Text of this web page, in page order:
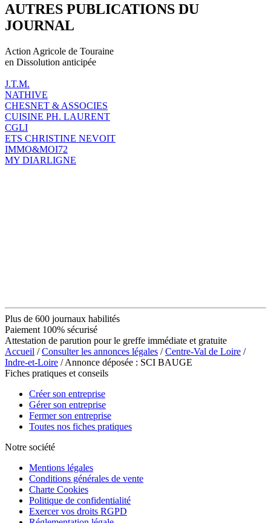
AUTRES PUBLICATIONS DU
JOURNAL
Action Agricole de Touraine
en Dissolution anticipée
J.T.M.
NATHIVE
CHESNET & ASSOCIES
CUISINE PH. LAURENT
CGLI
ETS CHRISTINE NEVOIT
IMMO&MOI72
MY DIARLIGNE
Plus de 600 journaux habilités
Paiement 100% sécurisé
Attestation de parution pour le greffe immédiate et gratuite
Accueil /Consulter les annonces légales /Centre-Val de Loire /
Indre-et-Loire / Annonce déposée : SCI BAUGE
Fiches pratiques et conseils
Créer son entreprise
Gérer son entreprise
Fermer son entreprise
Toutes nos fiches pratiques
Notre société
Mentions légales
Conditions générales de vente
Charte Cookies
Politique de confidentialité
Exercer vos droits RGPD